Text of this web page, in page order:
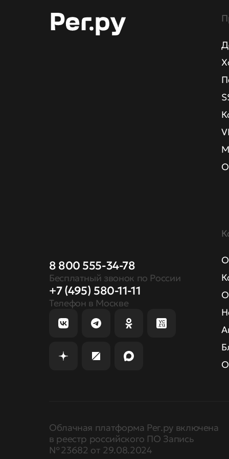
8 800 555-34-78
Бесплатный звонок по России
+7 (495) 580-11-11
Телефон в Москве
Облачная платформа Рег.ру включена
в реестр российского ПО Запись
№ 23682 от 29.08.2024